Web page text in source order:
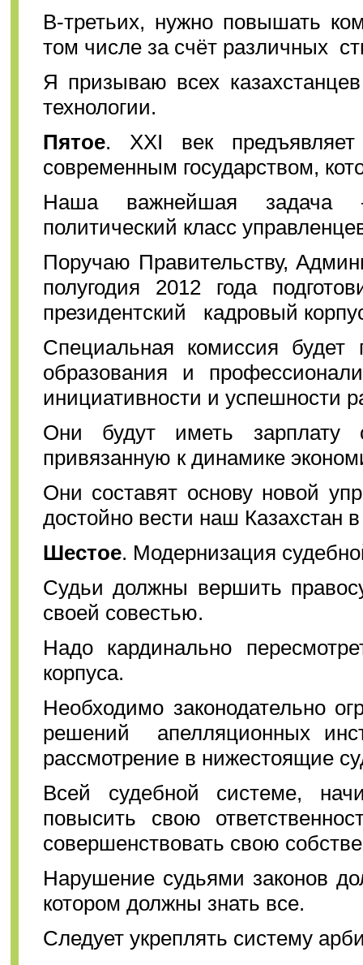
В-третьих, нужно повышать
том числе за счёт различных
Я призываю всех
технологии.
Пятое. ХХI век предъявляет
современным государством,
Наша важнейшая задача –
политический класс
Поручаю Правительству,
полугодия 2012 года
президентский кадровый
Специальная комиссия будет
образования и
инициативности и успешности
Они будут иметь зарплату
привязанную к динамике
Они составят основу новой
достойно вести наш Казахстан
Шестое. Модернизация
Судьи должны вершить
своей совестью.
Надо кардинально
корпуса.
Необходимо законодательно
решений апелляционных
рассмотрение в нижестоящие
Всей судебной системе,
повысить свою
совершенствовать свою
Нарушение судьями законов
котором должны знать все.
Следует укреплять систему